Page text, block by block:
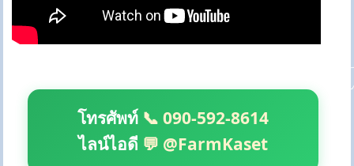
โทรศัพท์ 📞 090-592-8614
ไลน์ไอดี 💬 @FarmKaset